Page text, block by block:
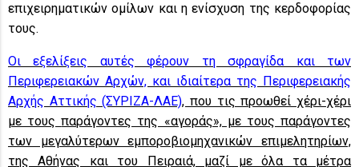
επιχειρηματικών ομίλων και η ενίσχυση της κερδοφορίας
τους.
Οι εξελίξεις αυτές φέρουν τη σφραγίδα και των
Περιφερειακών Αρχών, και ιδιαίτερα της Περιφερειακής
Αρχής Αττικής (ΣΥΡΙΖΑ-ΛΑΕ), που τις προωθεί χέρι-χέρι
με τουςπαράγοντες της «αγοράς», με τουςπαράγοντες
των μεγαλύτερων εμποροβιομηχανικών επιμελητηρίων,
της Αθήνας και του Πειραιά, μαζί με όλα τα μέτρα